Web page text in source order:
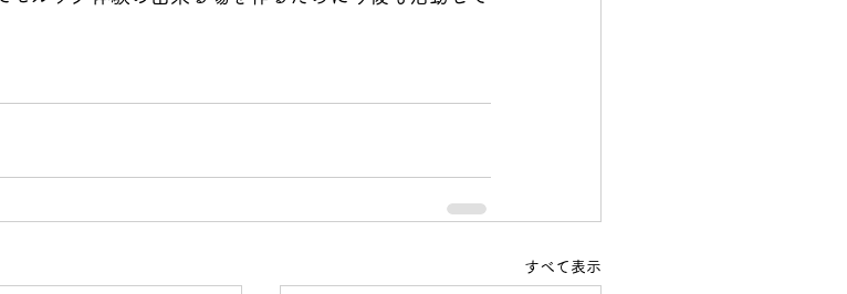
すべて表示